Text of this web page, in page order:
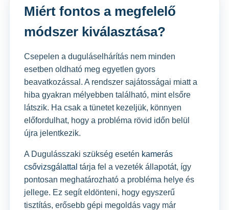
Miért fontos a megfelelő
módszer kiválasztása?
Csepelen a duguláselhárítás nem minden
esetben oldható meg egyetlen gyors
beavatkozással. A rendszer sajátosságai miatt a
hiba gyakran mélyebben található, mint elsőre
látszik. Ha csak a tünetet kezeljük, könnyen
előfordulhat, hogy a probléma rövid időn belül
újra jelentkezik.
A Dugulásszaki szükség esetén kamerás
csővizsgálattal tárja fel a vezeték állapotát, így
pontosan meghatározható a probléma helye és
jellege. Ez segít eldönteni, hogy egyszerű
tisztítás, erősebb gépi megoldás vagy már